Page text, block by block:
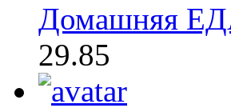
Домашняя
29.85